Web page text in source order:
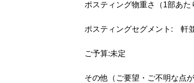
ポスティング物重さ（1部あた
ポスティングセグメント: 軒
ご予算:未定
その他（ご要望・ご不明な点